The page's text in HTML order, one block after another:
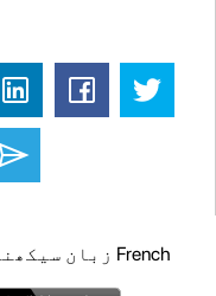
French زبان سیکھنے کےلیے LinGo Play ایپلیکیشن